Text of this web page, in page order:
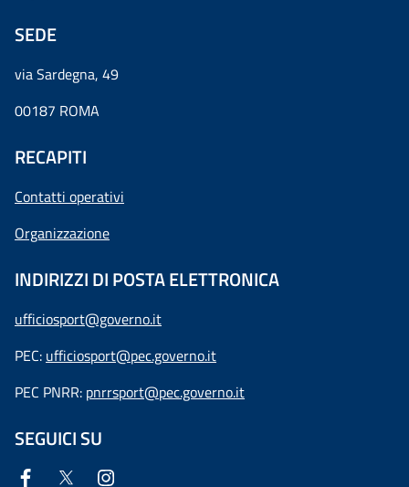
SEDE
via Sardegna, 49
00187 ROMA
RECAPITI
Contatti operativi
Organizzazione
INDIRIZZI DI POSTA ELETTRONICA
ufficiosport@governo.it
PEC: ufficiosport@pec.governo.it
PEC PNRR: pnrrsport@pec.governo.it
SEGUICI SU